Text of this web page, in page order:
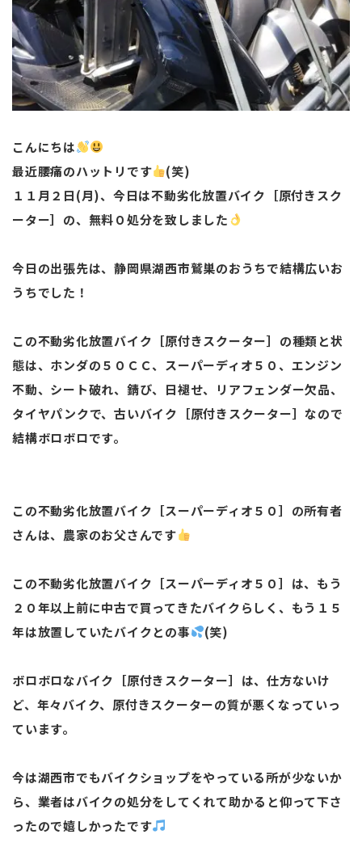
こんにちは
最近腰痛のハットリです
(笑)
１１月２日(月)、今日は不動劣化放置バイク［原付きスク
ーター］の、無料０処分を致しました
今日の出張先は、静岡県湖西市鷲巣のおうちで結構広いお
うちでした！
この不動劣化放置バイク［原付きスクーター］の種類と状
態は、ホンダの５０ＣＣ、スーパーディオ５０、エンジン
不動、シート破れ、錆び、日褪せ、リアフェンダー欠品、
タイヤパンクで、古いバイク［原付きスクーター］なので
結構ボロボロです。
この不動劣化放置バイク［スーパーディオ５０］の所有者
さんは、農家のお父さんです
この不動劣化放置バイク［スーパーディオ５０］は、もう
２０年以上前に中古で買ってきたバイクらしく、もう１５
年は放置していたバイクとの事
(笑)
ボロボロなバイク［原付きスクーター］は、仕方ないけ
ど、年々バイク、原付きスクーターの質が悪くなっていっ
ています。
今は湖西市でもバイクショップをやっている所が少ないか
ら、業者はバイクの処分をしてくれて助かると仰って下さ
ったので嬉しかったです